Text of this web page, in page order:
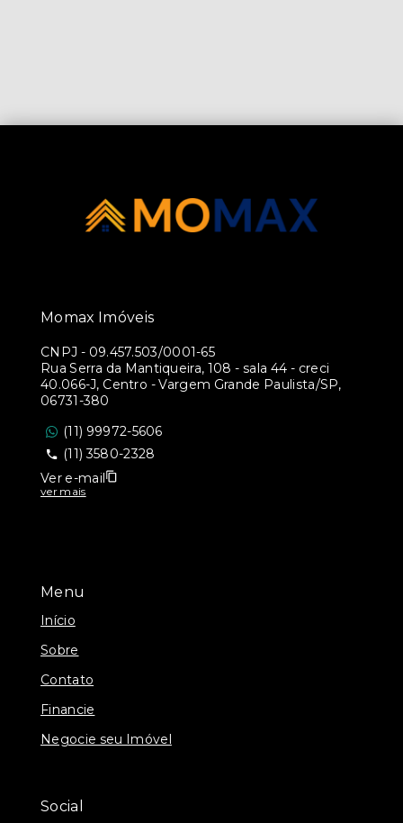
Menu
Início
Sobre
Contato
Financie
Negocie seu Imóvel
Social
Momax Imóveis
CNPJ - 09.457.503/0001-65
Rua Serra da Mantiqueira, 108 - sala 44 - creci
40.066-J, Centro - Vargem Grande Paulista/SP,
06731-380
(11) 99972-5606
(11) 3580-2328
Ver e-mail
ver mais